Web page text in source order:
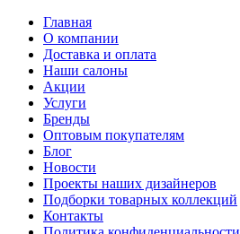
Главная
О компании
Доставка и оплата
Наши cалоны
Акции
Услуги
Бренды
Оптовым покупателям
Блог
Новости
Проекты наших дизайнеров
Подборки товарных коллекций
Контакты